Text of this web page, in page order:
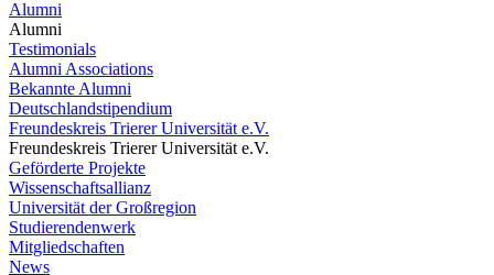
Alumni
Alumni
Testimonials
Alumni Associations
Bekannte Alumni
Deutschlandstipendium
Freundeskreis Trierer Universität e.V.
Freundeskreis Trierer Universität e.V.
Geförderte Projekte
Wissenschaftsallianz
Universität der Großregion
Studierendenwerk
Mitgliedschaften
News